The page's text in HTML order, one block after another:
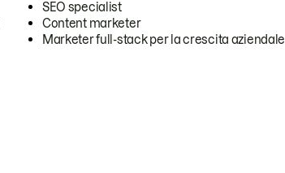
SEO specialist
Content marketer
Marketer full-stack per la crescita aziendale